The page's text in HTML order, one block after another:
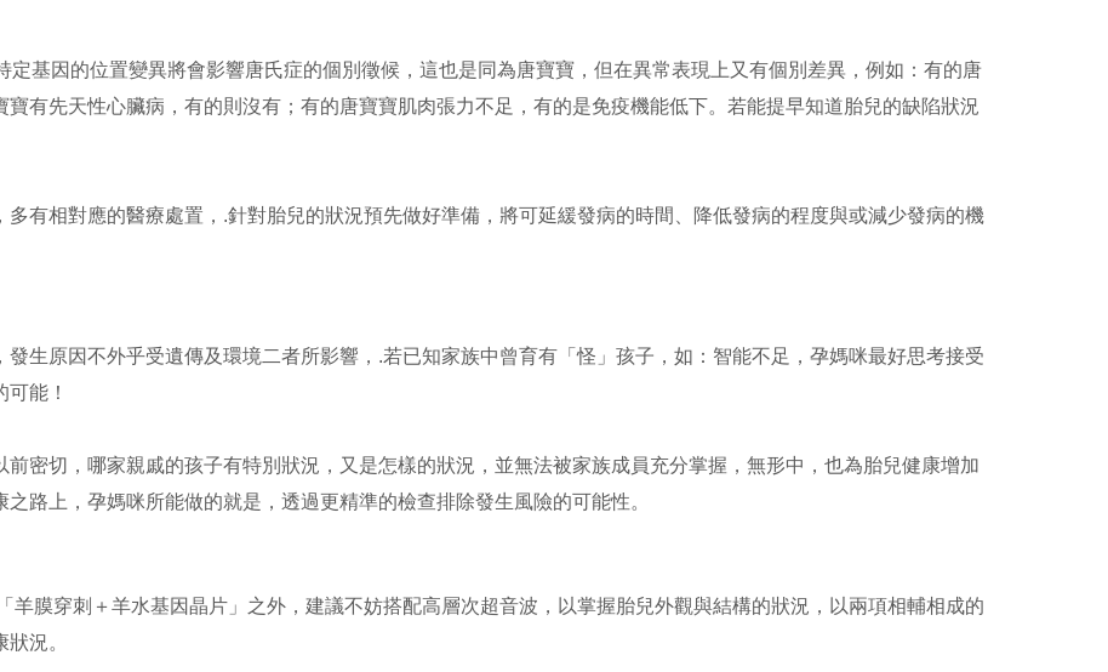
定基因的位置變異將會影響唐氏症的個別徵候，這也是同為唐寶寶，但在異常表現上又有個別差異，例如：有的唐
有先天性心臟病，有的則沒有；有的唐寶寶肌肉張力不足，有的是免疫機能低下。若能提早知道胎兒的缺陷狀況
有相對應的醫療處置，.針對胎兒的狀況預先做好準備，將可延緩發病的時間、降低發病的程度與或減少發病的機
生原因不外乎受遺傳及環境二者所影響，.若已知家族中曾育有「怪」孩子，如：智能不足，孕媽咪最好思考接受
能！
密切，哪家親戚的孩子有特別狀況，又是怎樣的狀況，並無法被家族成員充分掌握，無形中，也為胎兒健康增加
路上，孕媽咪所能做的就是，透過更精準的檢查排除發生風險的可能性。
羊膜穿刺＋羊水基因晶片」之外，建議不妨搭配高層次超音波，以掌握胎兒外觀與結構的狀況，以兩項相輔相成的
況。